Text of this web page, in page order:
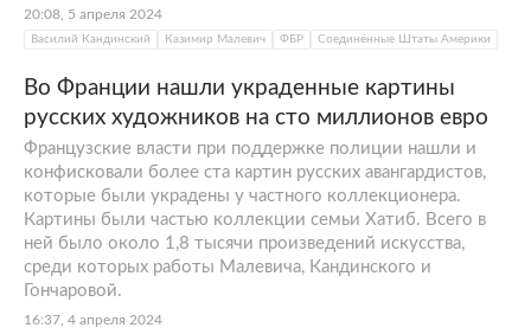
20:08, 5 апреля 2024
Василий Кандинский Казимир Малевич ФБР Соединённые Штаты Америки
Во Франции нашли украденные картины
русских художников на сто миллионов евро
Французские власти при поддержке полиции нашли и
конфисковали более ста картин русских авангардистов,
которые были украдены у частного коллекционера.
Картины были частью коллекции семьи Хатиб. Всего в
ней было около 1,8 тысячи произведений искусства,
среди которых работы Малевича, Кандинского и
Гончаровой.
16:37, 4 апреля 2024